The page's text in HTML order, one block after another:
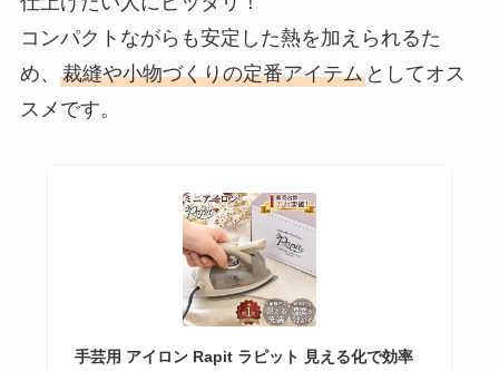
コンパクトながらも安定した熱を加えられるた
め、 裁縫や小物づくりの定番アイテムとしてオス
スメです。
手芸用 アイロン Rapit ラピット 見える化で効率